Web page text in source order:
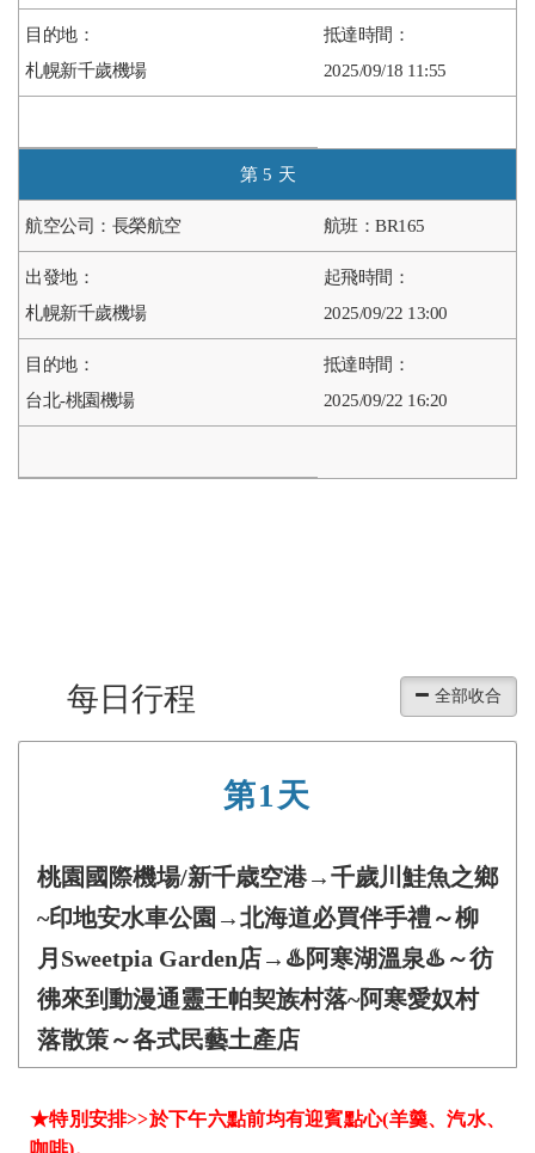
札幌新千歲機場 2025/09/18 11:55
5
長榮航空 BR165
札幌新千歲機場 2025/09/22 13:00
台北-桃園機場 2025/09/22 16:20
每日行程
第1天
桃園國際機場/新千歳空港→千歲川鮭魚之鄉
~印地安水車公園→北海道必買伴手禮～柳
月Sweetpia Garden店→♨️阿寒湖溫泉♨️～彷
彿來到動漫通靈王帕契族村落~阿寒愛奴村
落散策～各式民藝土產店
★特別安排>>於下午六點前均有迎賓點心(羊羹、汽水、
咖啡)。